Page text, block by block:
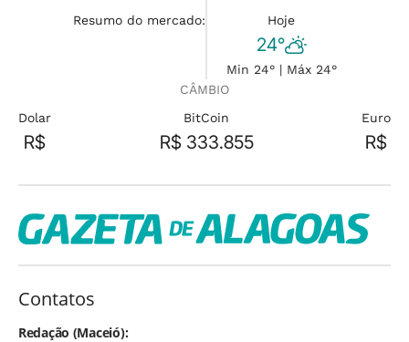
Resumo do mercado:
Hoje
24°
Min 24° | Máx 24°
CÂMBIO
Dolar
R$
BitCoin
R$ 333.855
Euro
R$
Contatos
Redação (Maceió):